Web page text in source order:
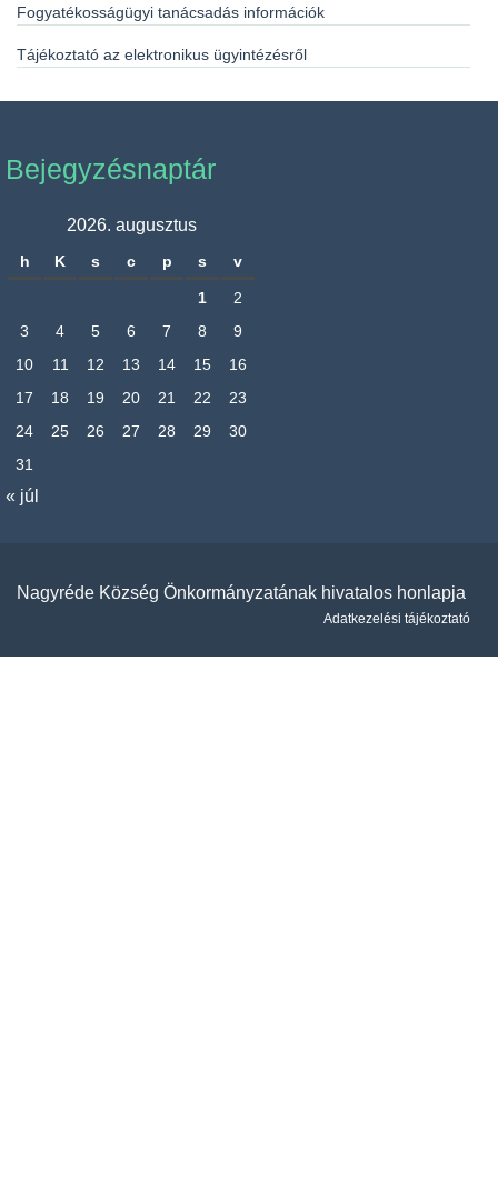
Fogyatékosságügyi tanácsadás információk
Tájékoztató az elektronikus ügyintézésről
Bejegyzésnaptár
2026. augusztus
h K s c p s v
1
2
3
4 5 6 7 8
9
10
11 12 13 14 15
16
17
18 19 20 21 22
23
24
25 26 27 28 29
30
31
« júl
Nagyréde Község Önkormányzatának hivatalos honlapja
Adatkezelési tájékoztató